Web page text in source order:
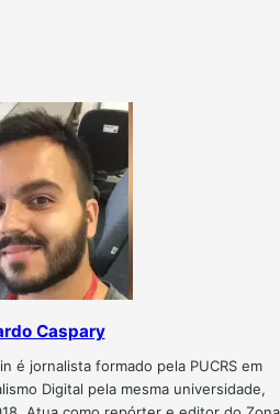
Caspary
é jornalista formado pela PUCRS em
Digital pela mesma universidade,